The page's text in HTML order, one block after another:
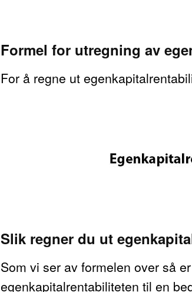
Formel for utregning av
For å regne ut
Slik regner du ut
Som vi ser av formelen over så
egenkapitalrentabiliteten til en